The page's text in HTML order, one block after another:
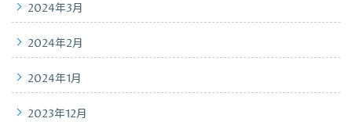
2024年3月
2024年2月
2024年1月
2023年12月